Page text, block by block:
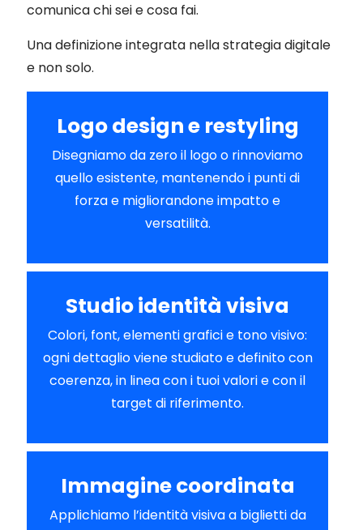
comunica chi sei e cosa fai.
Una definizione integrata nella strategia digitale
e non solo.
Logo design e restyling
Disegniamo da zero il logo o rinnoviamo
quello esistente, mantenendo i punti di
forza e migliorandone impatto e
versatilità.
Studio identità visiva
Colori, font, elementi grafici e tono visivo:
ogni dettaglio viene studiato e definito con
coerenza, in linea con i tuoi valori e con il
target di riferimento.
Immagine coordinata
Applichiamo l’identità visiva a biglietti da